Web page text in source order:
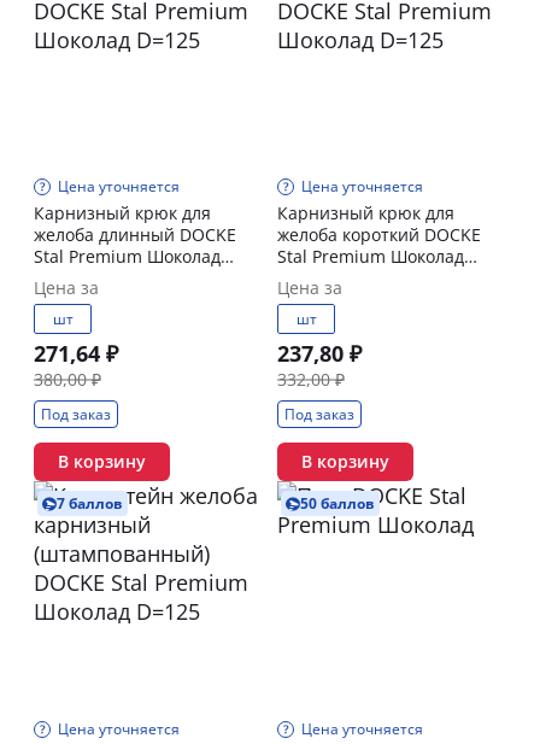
Цена уточняется
Карнизный крюк для
желоба длинный DOCKE
Stal Premium Шоколад
D=125
Цена за
шт
271,64 ₽
380,00 ₽
Под заказ
В корзину
Цена уточняется
Карнизный крюк для
желоба короткий DOCKE
Stal Premium Шоколад
D=125
Цена за
шт
237,80 ₽
332,00 ₽
Под заказ
В корзину
7 баллов
Цена уточняется
50 баллов
Цена уточняется